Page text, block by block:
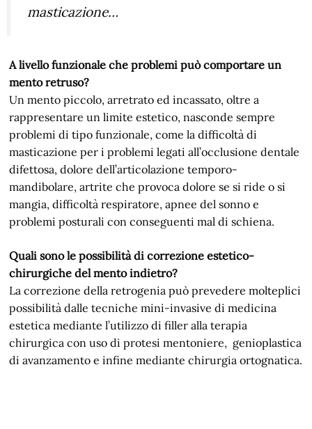
masticazione…
A livello funzionale che problemi può comportare un
mento retruso?
Un mento piccolo, arretrato ed incassato, oltre a
rappresentare un limite estetico, nasconde sempre
problemi di tipo funzionale, come la difficoltà di
masticazione per i problemi legati all’occlusione dentale
difettosa, dolore dell’articolazione temporo-
mandibolare, artrite che provoca dolore se si ride o si
mangia, difficoltà respiratore, apnee del sonno e
problemi posturali con conseguenti mal di schiena.
Quali sono le possibilità di correzione estetico-
chirurgiche del mento indietro?
La correzione della retrogenia può prevedere molteplici
possibilità dalle tecniche mini-invasive di medicina
estetica mediante l’utilizzo di filler alla terapia
chirurgica con uso di protesi mentoniere, genioplastica
di avanzamento e infine mediante chirurgia ortognatica.